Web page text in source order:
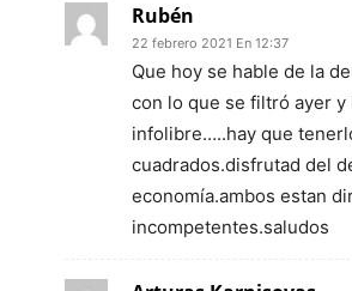
Rubén
22 febrero 2021 En 12:37
Que hoy se hable de la
con lo que se filtró ayer y
infolibre…..hay que
cuadrados.disfrutad del
economía.ambos estan
incompetentes.saludos